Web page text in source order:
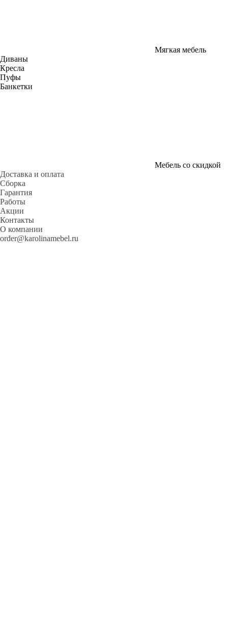
Мягкая мебель
Диваны
Кресла
Пуфы
Банкетки
Мебель со скидкой
Доставка и оплата
Сборка
Гарантия
Работы
Акции
Контакты
О компании
order@karolinamebel.ru